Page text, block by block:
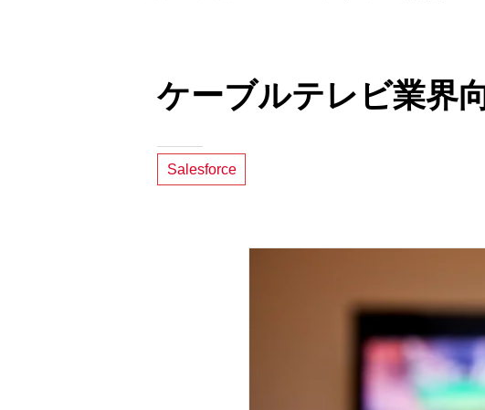
ケーブルテレビ業界
Salesforce